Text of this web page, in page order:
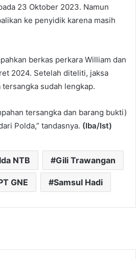
23 Oktober 2023. Namun
ke penyidik karena masih
berkas perkara William dan
2024. Setelah diteliti, jaksa
sudah lengkap.
tersangka dan barang bukti)
Polda,” tandasnya. (Iba/Ist)
NTB Gili Trawangan
GNE Samsul Hadi